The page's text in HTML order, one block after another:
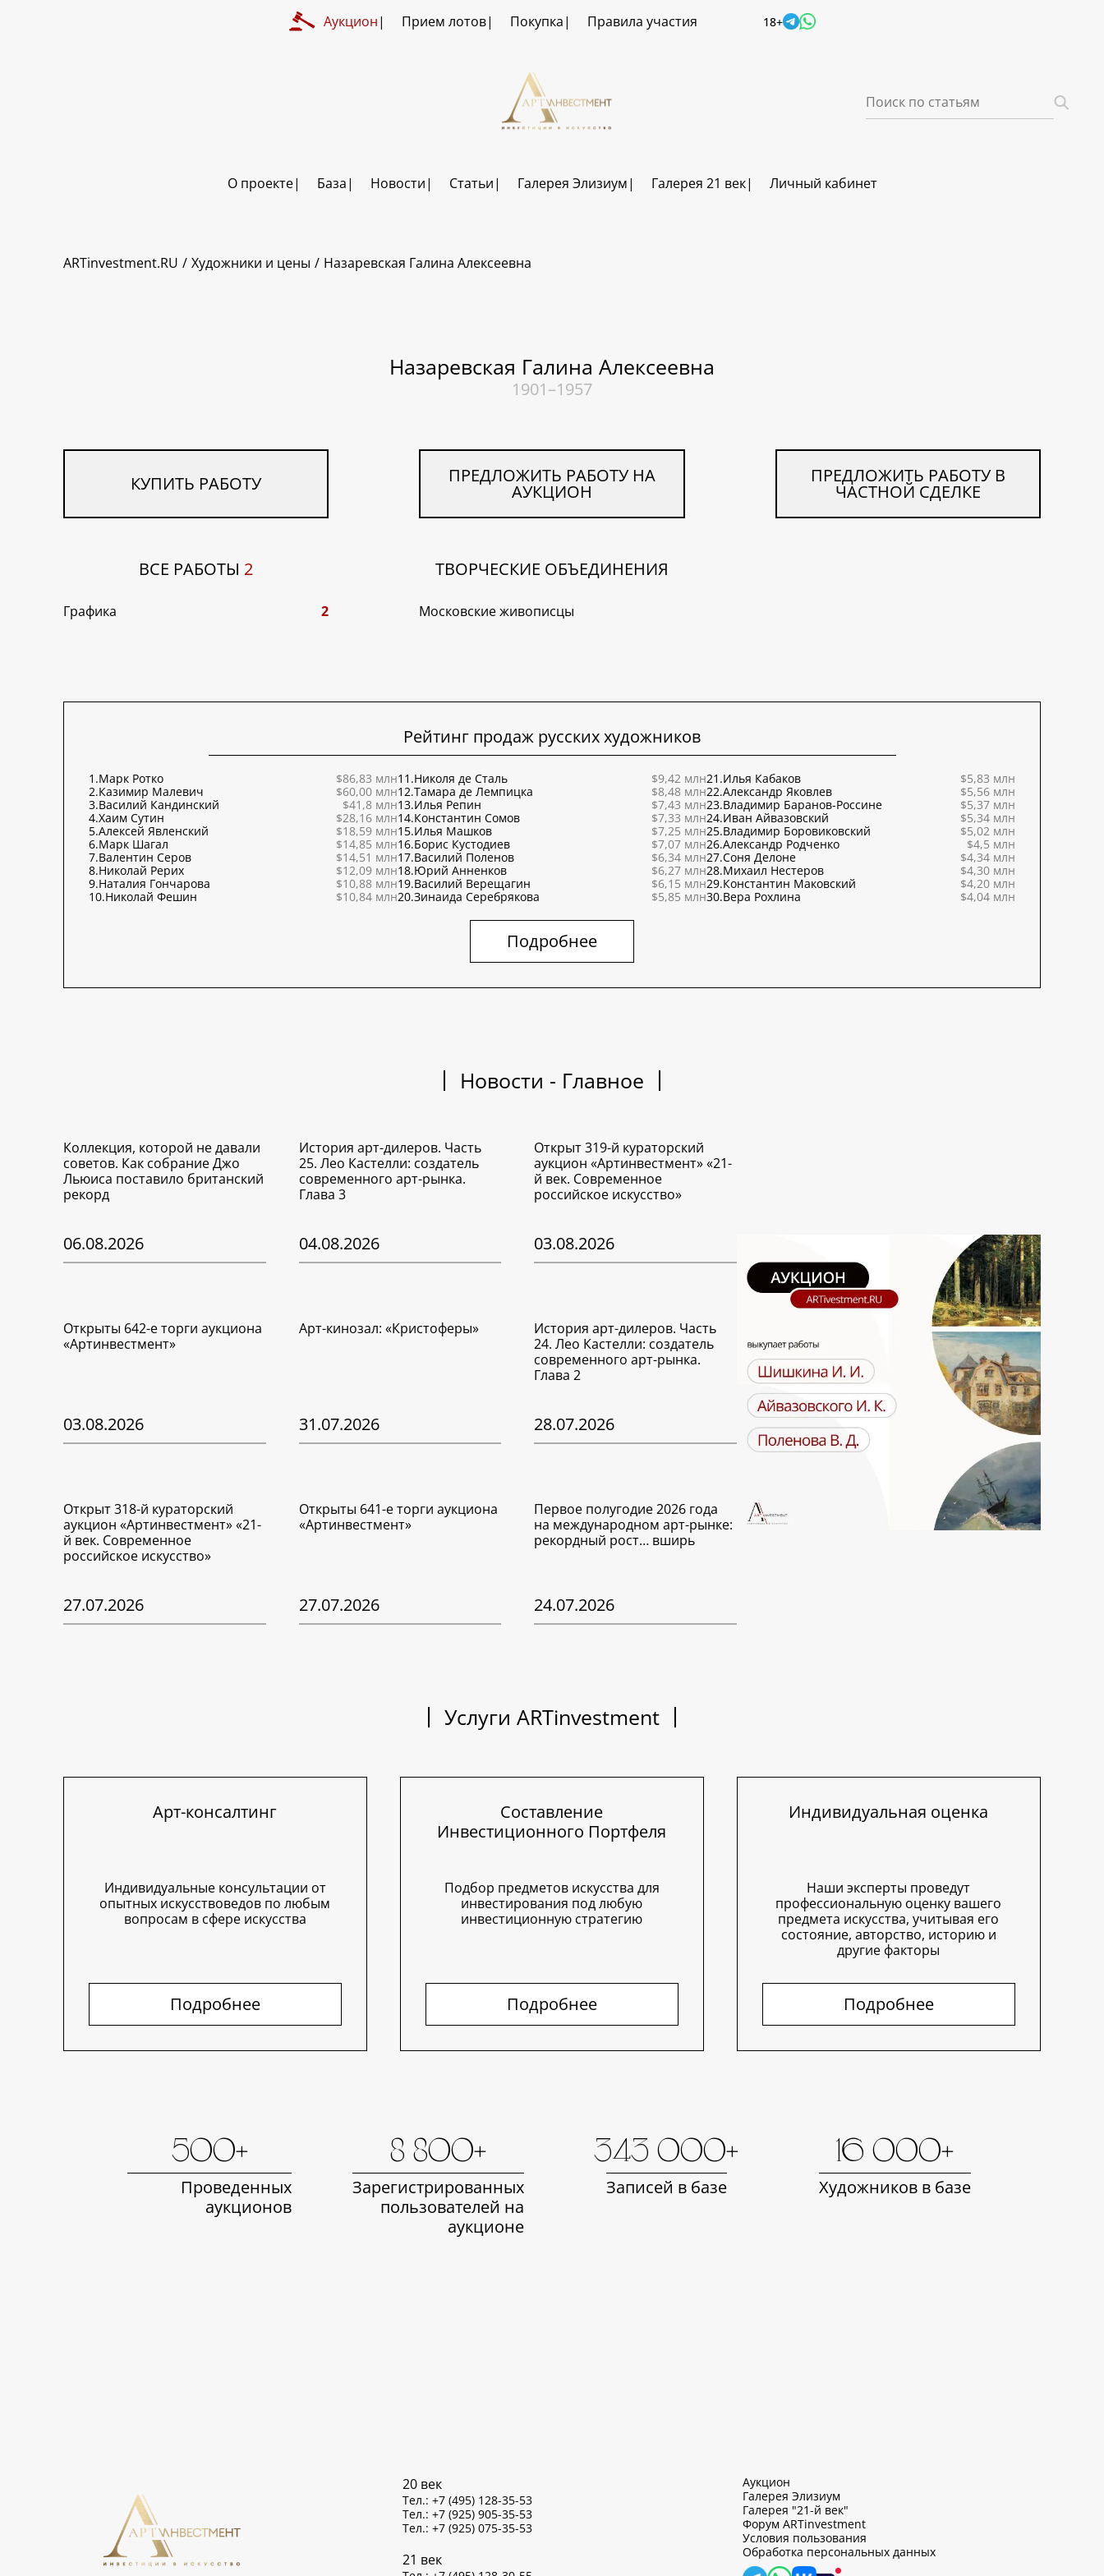
Аукцион Прием лотов Покупка Правила участия 18+
О проекте База Новости Статьи Галерея Элизиум Галерея 21 век Личный кабинет
ARTinvestment.RU Художники и цены Назаревская Галина Алексеевна
Назаревская Галина Алексеевна
1901–1957
КУПИТЬ РАБОТУ ПРЕДЛОЖИТЬ РАБОТУ НА
АУКЦИОН
ПРЕДЛОЖИТЬ РАБОТУ В
ЧАСТНОЙ СДЕЛКЕ
ВСЕ РАБОТЫ 2
Графика 2
ТВОРЧЕСКИЕ ОБЪЕДИНЕНИЯ
Московские живописцы
Рейтинг продаж русских художников
1.Марк Ротко
$86,83 млн
2.Казимир Малевич
$60,00 млн
3.Василий Кандинский
$41,8 млн
4.Хаим Сутин
$28,16 млн
5.Алексей Явленский
$18,59 млн
6.Марк Шагал
$14,85 млн
7.Валентин Серов
$14,51 млн
8.Николай Рерих
$12,09 млн
9.Наталия Гончарова
$10,88 млн
10.Николай Фешин $10,84 млн
11.Николя де Сталь
$9,42 млн
12.Тамара де Лемпицка
$8,48 млн
13.Илья Репин
$7,43 млн
14.Константин Сомов
$7,33 млн
15.Илья Машков
$7,25 млн
16.Борис Кустодиев
$7,07 млн
17.Василий Поленов
$6,34 млн
18.Юрий Анненков
$6,27 млн
19.Василий Верещагин
$6,15 млн
20.Зинаида Серебрякова $5,85 млн
21.Илья Кабаков
$5,83 млн
22.Александр Яковлев
$5,56 млн
23.Владимир Баранов-Россине
$5,37 млн
24.Иван Айвазовский
$5,34 млн
25.Владимир Боровиковский
$5,02 млн
26.Александр Родченко
$4,5 млн
27.Соня Делоне
$4,34 млн
28.Михаил Нестеров
$4,30 млн
29.Константин Маковский
$4,20 млн
30.Вера Рохлина $4,04 млн
Подробнее
Новости - Главное
Коллекция, которой не давали
советов. Как собрание Джо
Льюиса поставило британский
рекорд
06.08.2026
История арт-дилеров. Часть
25. Лео Кастелли: создатель
современного арт-рынка.
Глава 3
04.08.2026
Открыт 319-й кураторский
аукцион «Артинвестмент» «21-
й век. Современное
российское искусство»
03.08.2026
Открыты 642-е торги аукциона
«Артинвестмент»
03.08.2026
Арт-кинозал: «Кристоферы»
31.07.2026
История арт-дилеров. Часть
24. Лео Кастелли: создатель
современного арт-рынка.
Глава 2
28.07.2026
Открыт 318-й кураторский
аукцион «Артинвестмент» «21-
й век. Современное
российское искусство»
27.07.2026
Открыты 641-е торги аукциона
«Артинвестмент»
27.07.2026
Первое полугодие 2026 года
на международном арт-рынке:
рекордный рост… вширь
24.07.2026
Услуги ARTinvestment
Арт-консалтинг
Индивидуальные консультации от
опытных искусствоведов по любым
вопросам в сфере искусства
Подробнее
Составление
Инвестиционного Портфеля
Подбор предметов искусства для
инвестирования под любую
инвестиционную стратегию
Подробнее
Индивидуальная оценка
Наши эксперты проведут
профессиональную оценку вашего
предмета искусства, учитывая его
состояние, авторство, историю и
другие факторы
Подробнее
500+
Проведенных
аукционов
8 800+
Зарегистрированных
пользователей на
аукционе
343 000+
Записей в базе
16 000+
Художников в базе
20 век
Тел.: +7 (495) 128-35-53
Тел.: +7 (925) 905-35-53
Тел.: +7 (925) 075-35-53
21 век
Аукцион
Галерея Элизиум
Галерея "21-й век"
Форум ARTinvestment
Условия пользования
Обработка персональных данных